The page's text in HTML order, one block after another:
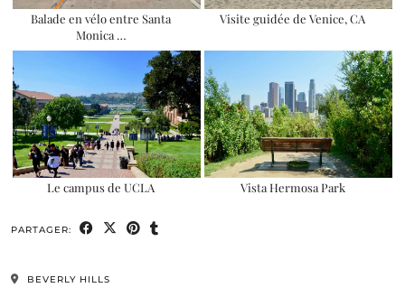
Balade en vélo entre Santa
Monica …
Visite guidée de Venice, CA
Le campus de UCLA Vista Hermosa Park
PARTAGER:
BEVERLY HILLS